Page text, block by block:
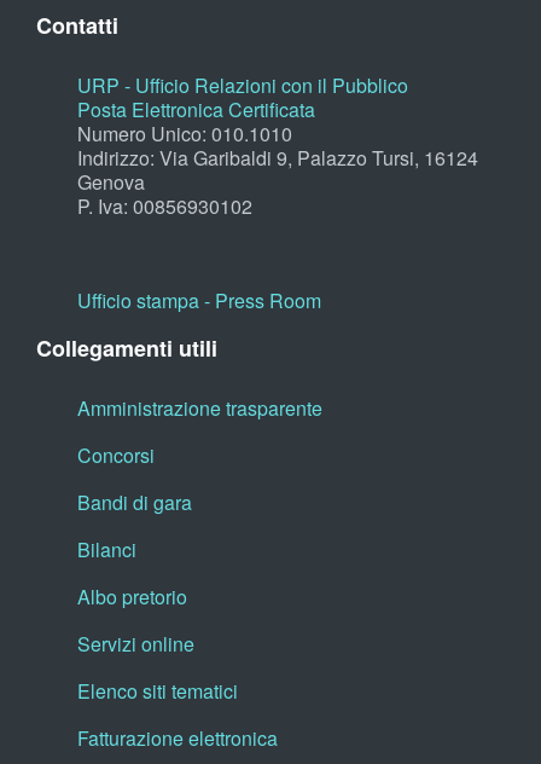
Contatti
URP - Ufficio Relazioni con il Pubblico
Posta Elettronica Certificata
Numero Unico: 010.1010
Indirizzo: Via Garibaldi 9, Palazzo Tursi, 16124
Genova
P. Iva: 00856930102
Ufficio stampa - Press Room
Collegamenti utili
Amministrazione trasparente
Concorsi
Bandi di gara
Bilanci
Albo pretorio
Servizi online
Elenco siti tematici
Fatturazione elettronica